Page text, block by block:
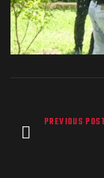
PREVIOUS